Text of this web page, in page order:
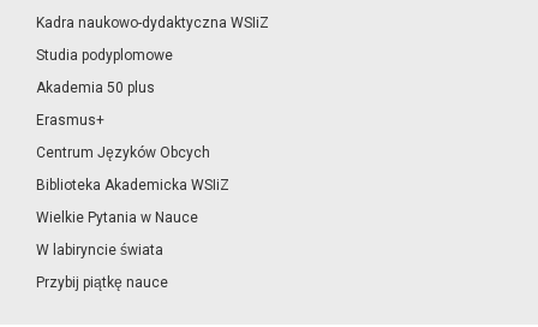
Kadra naukowo-dydaktyczna WSIiZ
Studia podyplomowe
Akademia 50 plus
Erasmus+
Centrum Języków Obcych
Biblioteka Akademicka WSIiZ
Wielkie Pytania w Nauce
W labiryncie świata
Przybij piątkę nauce